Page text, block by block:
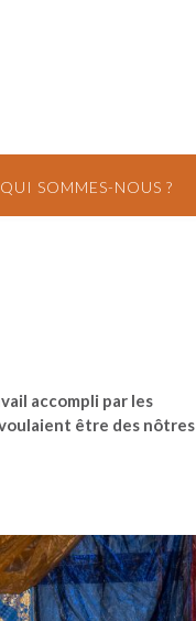
QUI SOMMES-NOUS ?
accompli par les
être des nôtres